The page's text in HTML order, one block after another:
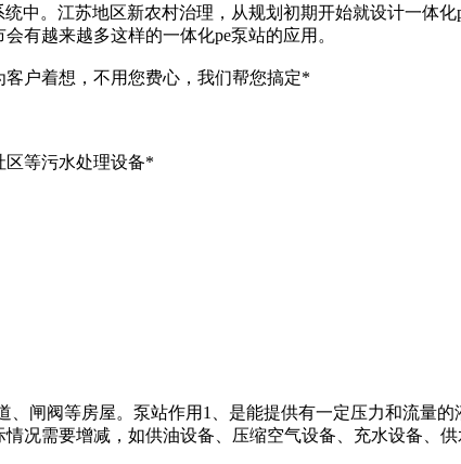
中。江苏地区新农村治理，从规划初期开始就设计一体
有越来越多这样的一体化pe泵站的应用。
户着想，不用您费心，我们帮您搞定*
区等污水处理设备*
、闸阀等房屋。泵站作用1、是能提供有一定压力和流量
况需要增减，如供油设备、压缩空气设备、充水设备、